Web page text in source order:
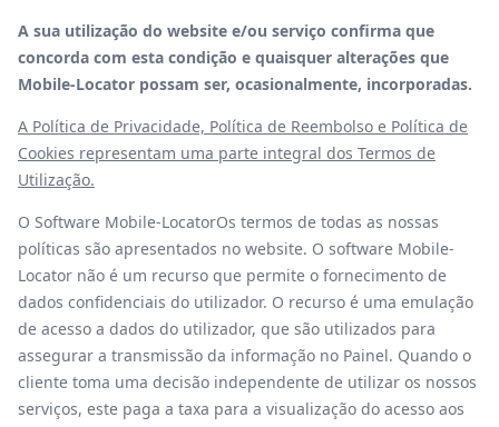
A sua utilização do website e/ou serviço confirma que
concorda com esta condição e quaisquer alterações que
Mobile-Locator possam ser, ocasionalmente, incorporadas.
A Política de Privacidade, Política de Reembolso e Política de
Cookies representam uma parte integral dos Termos de
Utilização.
O Software Mobile-LocatorOs termos de todas as nossas
políticas são apresentados no website. O software Mobile-
Locator não é um recurso que permite o fornecimento de
dados confidenciais do utilizador. O recurso é uma emulação
de acesso a dados do utilizador, que são utilizados para
assegurar a transmissão da informação no Painel. Quando o
cliente toma uma decisão independente de utilizar os nossos
serviços, este paga a taxa para a visualização do acesso aos